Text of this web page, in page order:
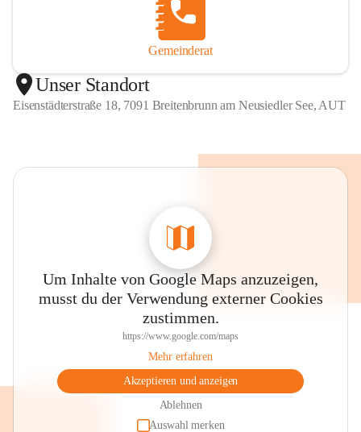
Gemeinderat
Unser Standort
Eisenstädterstraße 18, 7091 Breitenbrunn am Neusiedler See, AUT
Um Inhalte von Google Maps anzuzeigen,
musst du der Verwendung externer Cookies
zustimmen.
https://www.google.com/maps
Mehr erfahren
Akzeptieren und anzeigen
Ablehnen
Auswahl merken